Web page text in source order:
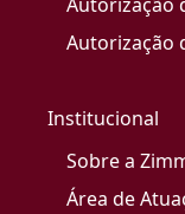
Autorização
Institucional
Sobre a
Área de